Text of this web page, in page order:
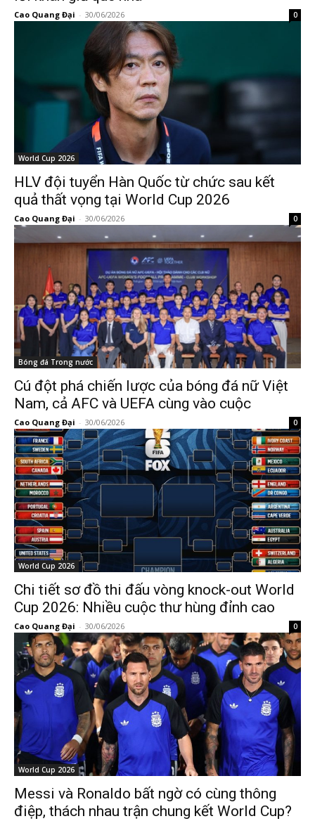
Cao Quang Đại - 30/06/2026 0
World Cup 2026
HLV đội tuyển Hàn Quốc từ chức sau kết
quả thất vọng tại World Cup 2026
Cao Quang Đại - 30/06/2026 0
Bóng đá Trong nước
Cú đột phá chiến lược của bóng đá nữ Việt
Nam, cả AFC và UEFA cùng vào cuộc
Cao Quang Đại - 30/06/2026 0
World Cup 2026
Chi tiết sơ đồ thi đấu vòng knock-out World
Cup 2026: Nhiều cuộc thư hùng đỉnh cao
Cao Quang Đại - 30/06/2026 0
World Cup 2026
Messi và Ronaldo bất ngờ có cùng thông
điệp, thách nhau trận chung kết World Cup?